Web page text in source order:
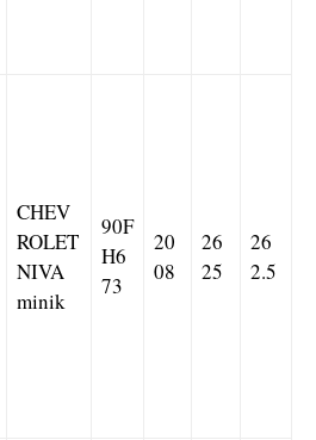
CHEV
ROLET
NIVA
minik
90F
H6
73
20
08
26
25
26
2.5